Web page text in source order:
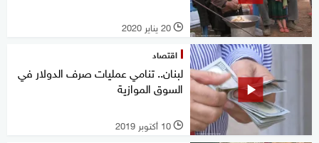
l 20 يناير 2020
اقتصاد
لبنان.. تنامي عمليات صرف الدولار في
السوق الموازية
l 10 أكتوبر 2019